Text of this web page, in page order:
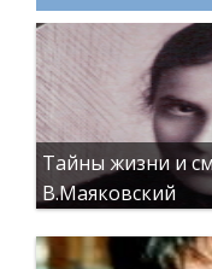
Тайны жизни и
В.Маяковский